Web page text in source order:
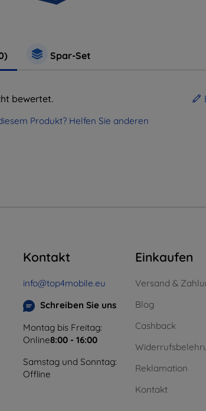
Spar-Set
bewertet.
Produkt? Helfen Sie anderen
Kontakt
info@top4mobile.eu
Schreiben Sie uns
Montag bis Freitag:
Online8:00 - 16:00
Samstag und Sonntag:
Offline
Einkaufen
Versand &
Blog
Cashback
Reklamation
Kontakt